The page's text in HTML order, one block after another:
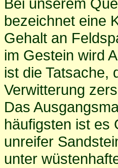
bezeichnet eine
Gehalt an
im Gestein wird
ist die Tatsache,
Verwitterung
Das
häufigsten ist es
unreifer
unter